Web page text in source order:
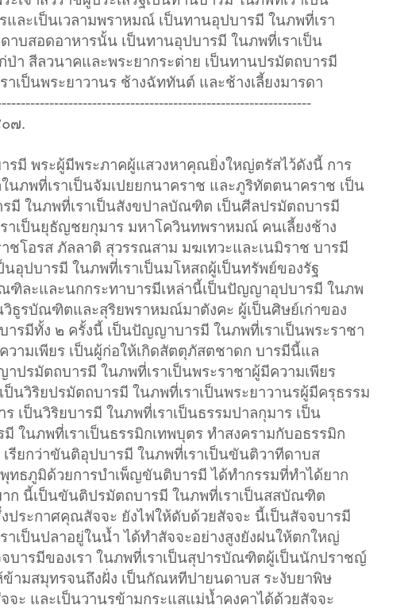
และเป็นเวลามพราหมณ์ เป็นทานอุปบารมี ในภพที่เรา
าบสอดอาหารนั้น เป็นทานอุปบารมี ในภพที่เราเป็น
ป่า สีลวนาคและพระยากระต่าย เป็นทานปรมัตถบารมี
าเป็นพระยาวานร ช้างฉัททันต์ และช้างเลี้ยงมารดา
๗.
รมี พระผู้มีพระภาคผู้แสวงหาคุณยิ่งใหญ่ตรัสไว้ดังนี้ การ
นภพที่เราเป็นจัมเปยยกนาคราช และภูริทัตตนาคราช เป็น
มี ในภพที่เราเป็นสังขปาลบัณฑิต เป็นศีลปรมัตถบารมี
าเป็นยุธัญชยกุมาร มหาโควินทพราหมณ์ คนเลี้ยงช้าง
ชโอรส ภัลลาติ สุวรรณสาม มฆเทวะและเนมิราช บารมี
นอุปบารมี ในภพที่เราเป็นมโหสถผู้เป็นทรัพย์ของรัฐ
ฑิละและนกกระทาบารมีเหล่านี้เป็นปัญญาอุปบารมี ในภพ
วิธูรบัณฑิตและสุริยพราหมณ์มาตังคะ ผู้เป็นศิษย์เก่าของ
ารมีทั้ง ๒ ครั้งนี้ เป็นปัญญาบารมี ในภพที่เราเป็นพระราชา
วามเพียร เป็นผู้ก่อให้เกิดสัตตุภัสตชาดก บารมีนี้แล
ปรมัตถบารมี ในภพที่เราเป็นพระราชาผู้มีความเพียร
ป็นวิริยปรมัตถบารมี ในภพที่เราเป็นพระยาวานรผู้มีครุธรรม
ร เป็นวิริยบารมี ในภพที่เราเป็นธรรมปาลกุมาร เป็น
ในภพที่เราเป็นธรรมิกเทพบุตร ทำสงครามกับอธรรมิก
เรียกว่าขันติอุปบารมี ในภพที่เราเป็นขันติวาทีดาบส
ทธภูมิด้วยการบำเพ็ญขันติบารมี ได้ทำกรรมที่ทำได้ยาก
ก นี้เป็นขันติปรมัตถบารมี ในภพที่เราเป็นสสบัณฑิต
ประกาศคุณสัจจะ ยังไฟให้ดับด้วยสัจจะ นี้เป็นสัจจบารมี
าเป็นปลาอยู่ในน้ำ ได้ทำสัจจะอย่างสูงยังฝนให้ตกใหญ่
บารมีของเรา ในภพที่เราเป็นสุปารบัณฑิตผู้เป็นนักปราชญ์
ข้ามสมุทรจนถึงฝั่ง เป็นกัณหทีปายนดาบส ระงับยาพิษ
จะ และเป็นวานรข้ามกระแสแม่น้ำคงคาได้ด้วยสัจจะ